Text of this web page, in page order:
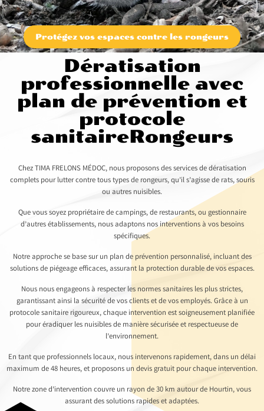
Protégez vos espaces contre les rongeurs
Dératisation
professionnelle avec
plan de prévention et
protocole
sanitaireRongeurs
Chez TIMA FRELONS MÉDOC, nous proposons des services de dératisation
complets pour lutter contre tous types de rongeurs, qu’il s’agisse de rats, souris
ou autres nuisibles.
Que vous soyez propriétaire de campings, de restaurants, ou gestionnaire
d’autres établissements, nous adaptons nos interventions à vos besoins
spécifiques.
Notre approche se base sur un plan de prévention personnalisé, incluant des
solutions de piégeage efficaces, assurant la protection durable de vos espaces.
Nous nous engageons à respecter les normes sanitaires les plus strictes,
garantissant ainsi la sécurité de vos clients et de vos employés. Grâce à un
protocole sanitaire rigoureux, chaque intervention est soigneusement planifiée
pour éradiquer les nuisibles de manière sécurisée et respectueuse de
l’environnement.
En tant que professionnels locaux, nous intervenons rapidement, dans un délai
maximum de 48 heures, et proposons un devis gratuit pour chaque intervention.
Notre zone d’intervention couvre un rayon de 30 km autour de Hourtin, vous
assurant des solutions rapides et adaptées.